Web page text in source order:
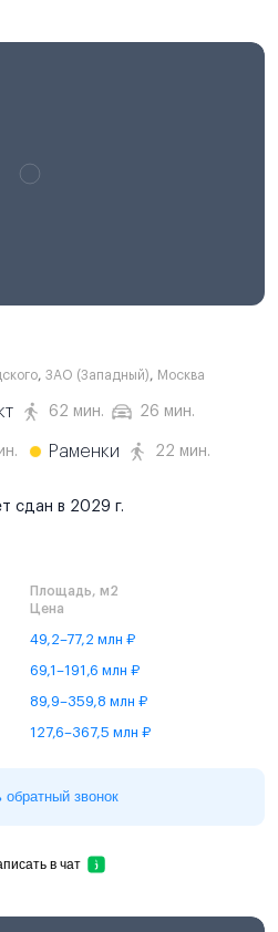
, ЗАО (Западный), Москва
62 мин. 26 мин.
Раменки 22 мин.
сдан в 2029 г.
Площадь, м2
Цена
49,2–77,2 млн ₽
69,1–191,6 млн ₽
89,9–359,8 млн ₽
127,6–367,5 млн ₽
обратный звонок
Написать в чат